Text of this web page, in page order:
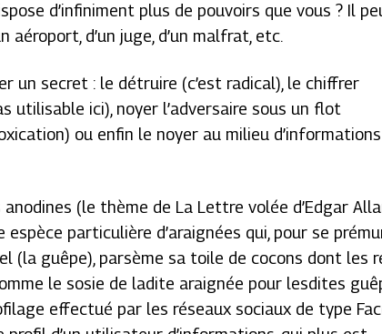
d’infiniment plus de pouvoirs que vous ? Il
aéroport, d’un juge, d’un malfrat, etc.
un secret : le détruire (c’est radical), le chiffrer
utilisable ici), noyer l’adversaire sous un flot
ou enfin le noyer au milieu d’informations
anodines (le thème de La Lettre volée d’Edgar
particulière d’araignées qui, pour se
(la guêpe), parsème sa toile de cocons dont les
le sosie de ladite araignée pour lesdites
effectué par les réseaux sociaux de type